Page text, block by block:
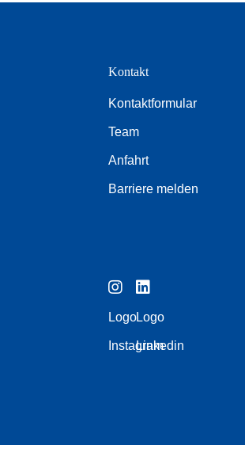
Kontakt
Kontaktformular
Team
Anfahrt
Barriere melden
Logo
Instagram
Logo
Linkedin